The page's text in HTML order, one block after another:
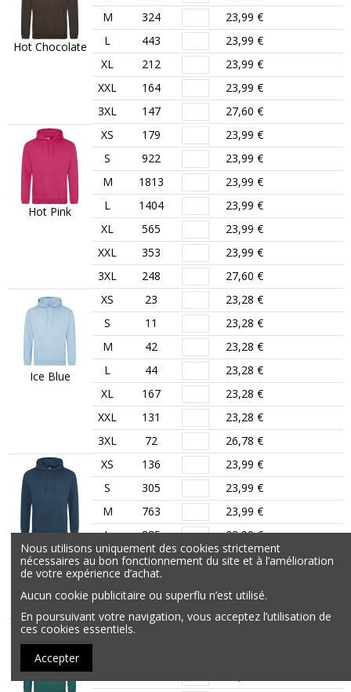
Hot Chocolate
M
324
23,99 €
L
443
23,99 €
XL
212
23,99 €
XXL
164
23,99 €
3XL
147 27,60 €
Hot Pink
XS 179
23,99 €
S
922
23,99 €
M
1813
23,99 €
L
1404
23,99 €
XL
565
23,99 €
XXL
353
23,99 €
3XL
248 27,60 €
Ice Blue
XS 23
23,28 €
S
11
23,28 €
M
42
23,28 €
L
44
23,28 €
XL
167
23,28 €
XXL
131
23,28 €
3XL
72 26,78 €
Ink Blue
XS 136
23,99 €
S
305
23,99 €
M
763
23,99 €
L
885
23,99 €
XL
478
23,99 €
XXL
237
XS
Nous utilisons uniquement des cookies strictement
nécessaires au bon fonctionnement du site et à l’amélioration
de votre expérience d’achat.
Aucun cookie publicitaire ou superflu n’est utilisé.
En poursuivant votre navigation, vous acceptez l’utilisation de
ces cookies essentiels.
Accepter